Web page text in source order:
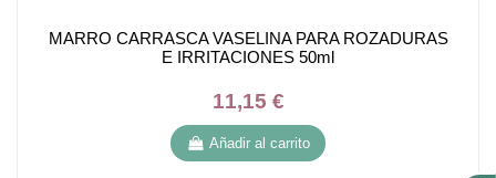
MARRO CARRASCA VASELINA PARA ROZADURAS
E IRRITACIONES 50ml
11,15 €
Añadir al carrito